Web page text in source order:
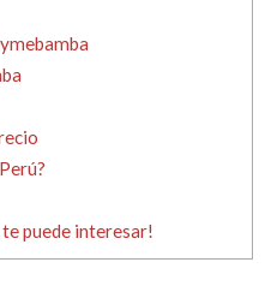
te puede interesar!